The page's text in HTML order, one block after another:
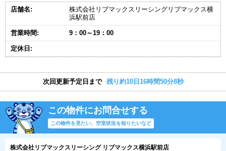
店舗名:
株式会社リブマックスリーシングリブマックス横
浜駅前店
営業時間: 9：00～19：00
定休日:
次回更新予定日まで 残り約10日16時間50分7秒
この物件にお問合せする
この物件を見たい、空室状況を知りたいなど
株式会社リブマックスリーシング リブマックス横浜駅前店